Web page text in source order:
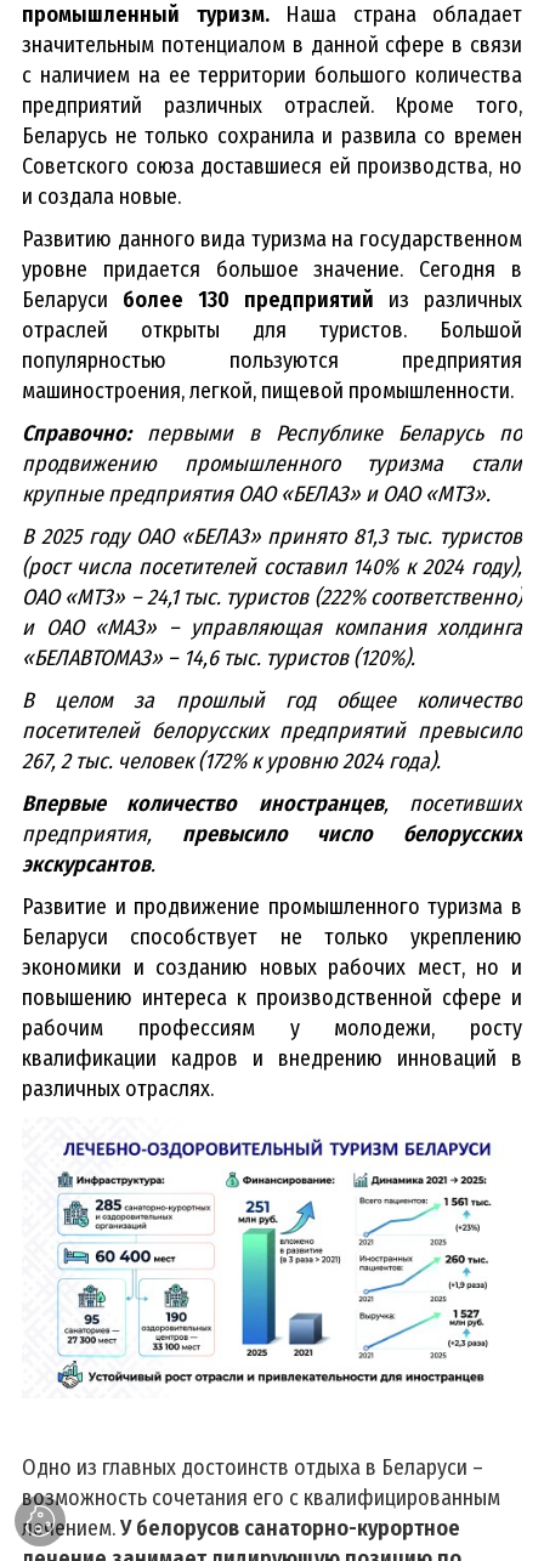
промышленный туризм. Наша страна обладает
значительным потенциалом в данной сфере в связи
с наличием на ее территории большого количества
предприятий различных отраслей. Кроме того,
Беларусь не только сохранила и развила со времен
Советского союза доставшиеся ей производства, но
и создала новые.
Развитию данного вида туризма на государственном
уровне придается большое значение. Сегодня в
Беларуси более 130 предприятий из различных
отраслей открыты для туристов. Большой
популярностью пользуются предприятия
машиностроения, легкой, пищевой промышленности.
Справочно: первыми в Республике Беларусь по
продвижению промышленного туризма стали
крупные предприятия ОАО «БЕЛАЗ» и ОАО «МТЗ».
В 2025 году ОАО «БЕЛАЗ» принято 81,3 тыс. туристов
(рост числа посетителей составил 140% к 2024 году),
ОАО «МТЗ» – 24,1 тыс. туристов (222% соответственно)
и ОАО «МАЗ» – управляющая компания холдинга
«БЕЛАВТОМАЗ» – 14,6 тыс. туристов (120%).
В целом за прошлый год общее количество
посетителей белорусских предприятий превысило
267, 2 тыс. человек (172% к уровню 2024 года).
Впервые количество иностранцев, посетивших
предприятия, превысило число белорусских
экскурсантов.
Развитие и продвижение промышленного туризма в
Беларуси способствует не только укреплению
экономики и созданию новых рабочих мест, но и
повышению интереса к производственной сфере и
рабочим профессиям у молодежи, росту
квалификации кадров и внедрению инноваций в
различных отраслях.
Одно из главных достоинств отдыха в Беларуси –
возможность сочетания его с квалифицированным
лечением.У белорусов санаторно-курортное